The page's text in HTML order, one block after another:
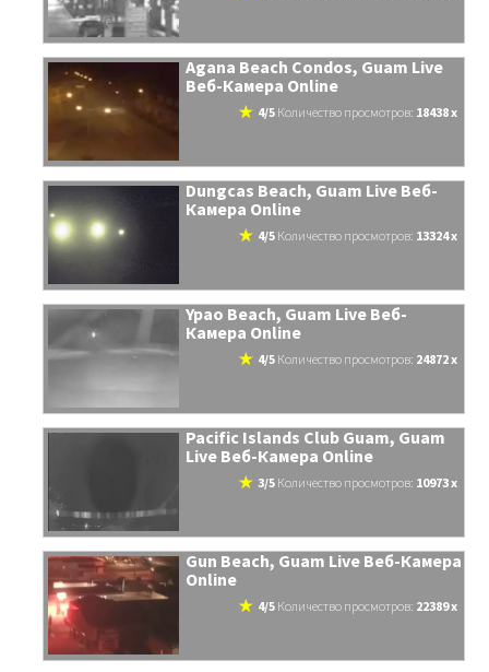
Agana Beach Condos, Guam Live
Веб-Камера Online
4/5 количество просмотров: 18438 x
Dungcas Beach, Guam Live Веб-
Камера Online
4/5 количество просмотров: 13324 x
Ypao Beach, Guam Live Веб-
Камера Online
4/5 количество просмотров: 24872 x
Pacific Islands Club Guam, Guam
Live Веб-Камера Online
3/5 количество просмотров: 10973 x
Gun Beach, Guam Live Веб-Камера
Online
4/5 количество просмотров: 22389 x